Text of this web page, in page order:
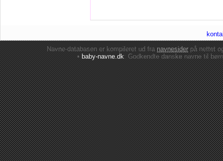
Navne-databasen er kompileret ud franavnesiderpå nettet
•baby-navne.dk: Godkendte danskenavne til børn